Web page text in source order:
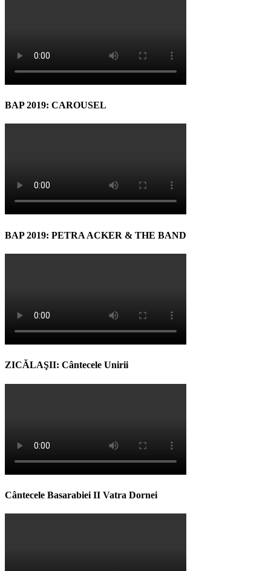
BAP 2019: CAROUSEL
BAP 2019: PETRA ACKER & THE BAND
ZICĂLAŞII: Cântecele Unirii
Cântecele Basarabiei II Vatra Dornei